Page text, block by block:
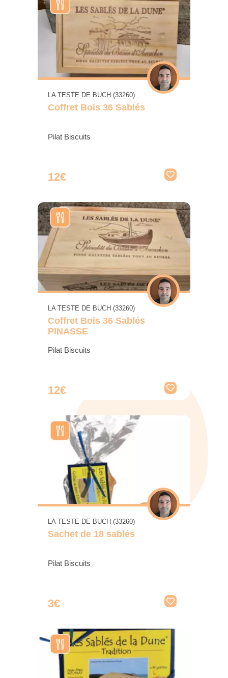
LA TESTE DE BUCH (33260)
Coffret Bois 36 Sablés
Pilat Biscuits
12€
LA TESTE DE BUCH (33260)
Coffret Bois 36 Sablés
PINASSE
Pilat Biscuits
12€
LA TESTE DE BUCH (33260)
Sachet de 18 sablés
Pilat Biscuits
3€